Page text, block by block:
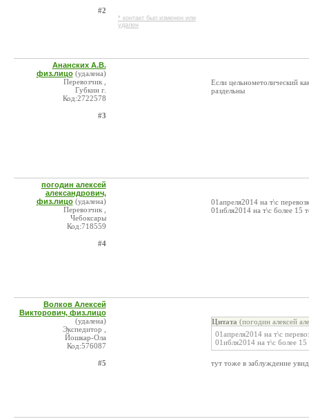
#2
* контакт был изменен или
удален
Ананских А.В.
физ.лицо (удалена)
Перевозчик ,
Губкин г.
Код:2722578
#3
Если цельнометолический
раздельны
погодин алексей
александрович,
физ.лицо (удалена)
Перевозчик ,
Чебоксары
Код:718559
#4
01апреля2014 на т\с
01ибля2014 на т\с более 15
Волков Алексей
Викторович, физ.лицо
(удалена)
Экспедитор ,
Йошкар-Ола
Код:576087
#5
Цитата (погодин алексей
01апреля2014 на т\с
01ибля2014 на т\с более 15
тут тоже в заблуждение